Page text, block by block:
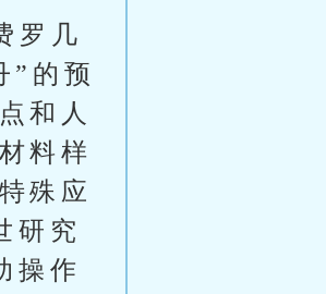
罗几
”的预
和人
料样
殊应
研究
操作